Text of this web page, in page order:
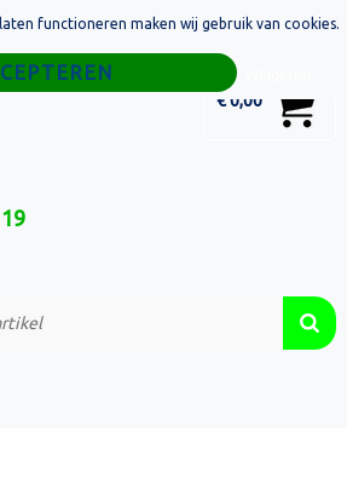
€ 0,00
functioneren maken wij gebruik van cookies.